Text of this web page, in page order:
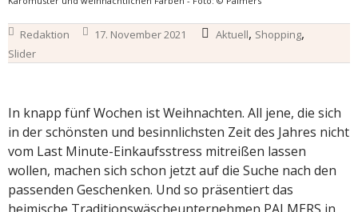
Redaktion 17. November 2021 Aktuell, Shopping,
Slider
In knapp fünf Wochen ist Weihnachten. All jene, die sich
in der schönsten und besinnlichsten Zeit des Jahres nicht
vom Last Minute-Einkaufsstress mitreißen lassen
wollen, machen sich schon jetzt auf die Suche nach den
passenden Geschenken. Und so präsentiert das